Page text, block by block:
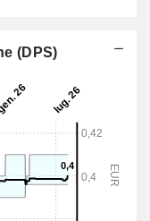
(DPS)